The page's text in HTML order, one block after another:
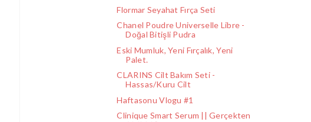
Flormar Seyahat Fırça Seti
Chanel Poudre Universelle Libre -
Doğal Bitişli Pudra
Eski Mumluk, Yeni Fırçalık, Yeni
Palet.
CLARINS Cilt Bakım Seti -
Hassas/Kuru Cilt
Haftasonu Vlogu #1
Clinique Smart Serum || Gerçekten